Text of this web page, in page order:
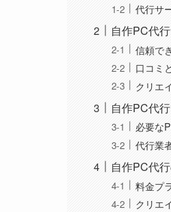
代行サ
自作PC代
信頼で
口コミ
クリエ
自作PC代
必要な
代行業
自作PC代
料金プ
クリエ